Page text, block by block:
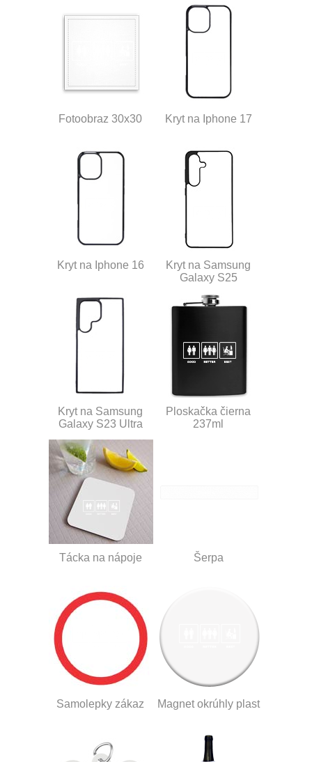
Fotoobraz 30x30 Kryt na Iphone 17
Kryt na Iphone 16
Kryt na Samsung
Galaxy S25
Kryt na Samsung
Galaxy S23 Ultra
Ploskačka čierna
237ml
Tácka na nápoje Šerpa
Samolepky zákaz Magnet okrúhly plast